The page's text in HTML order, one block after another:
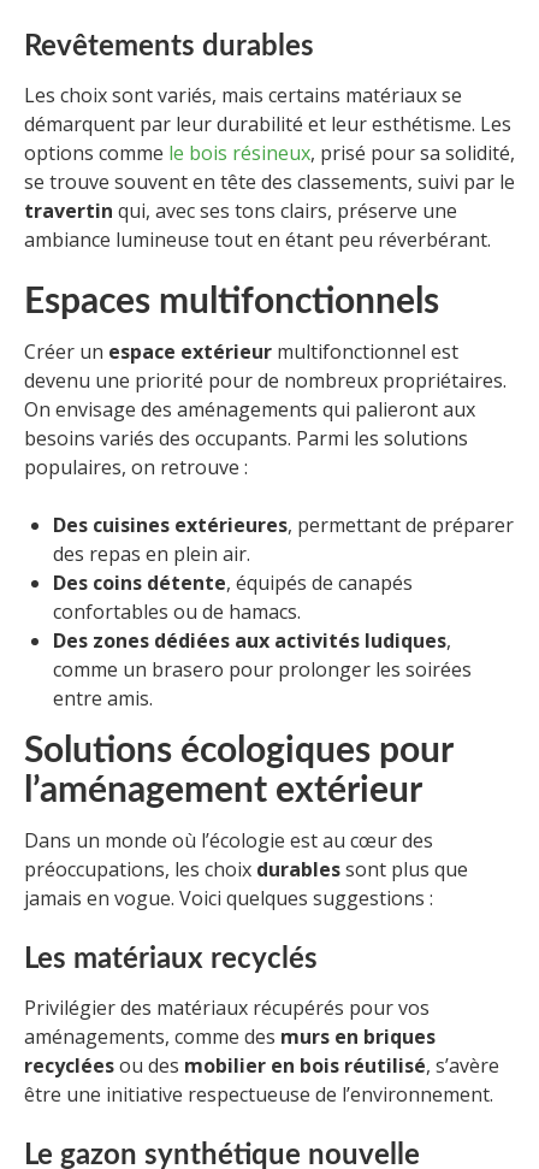
Revêtements durables
Les choix sont variés, mais certains matériaux se
démarquent par leur durabilité et leur esthétisme. Les
options comme le bois résineux, prisé pour sa solidité,
se trouve souvent en tête des classements, suivi par le
travertin qui, avec ses tons clairs, préserve une
ambiance lumineuse tout en étant peu réverbérant.
Espaces multifonctionnels
Créer un espace extérieur multifonctionnel est
devenu une priorité pour de nombreux propriétaires.
On envisage des aménagements qui palieront aux
besoins variés des occupants. Parmi les solutions
populaires, on retrouve :
Des cuisines extérieures, permettant de préparer
des repas en plein air.
Des coins détente, équipés de canapés
confortables ou de hamacs.
Des zones dédiées aux activités ludiques,
comme un brasero pour prolonger les soirées
entre amis.
Solutions écologiques pour
l’aménagement extérieur
Dans un monde où l’écologie est au cœur des
préoccupations, les choix durablessont plus que
jamais en vogue. Voici quelques suggestions :
Les matériaux recyclés
Privilégier des matériaux récupérés pour vos
aménagements, comme des murs en briques
recycléesou des mobilier en bois réutilisé, s’avère
être une initiative respectueuse de l’environnement.
Le gazon synthétique nouvelle